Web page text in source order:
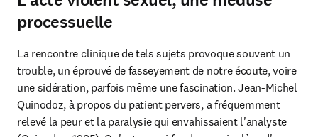
processuelle
La rencontre clinique de tels sujets provoque souvent un
trouble, un éprouvé de fasseyement de notre écoute, voire
une sidération, parfois même une fascination. Jean-Michel
Quinodoz, à propos du patient pervers, a fréquemment
relevé la peur et la paralysie qui envahissaient l'analyste